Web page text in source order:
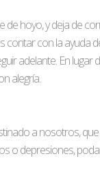
hoyo, y deja de
contar con la ayuda
adelante. En
alegría.
a nosotros,
o depresiones,